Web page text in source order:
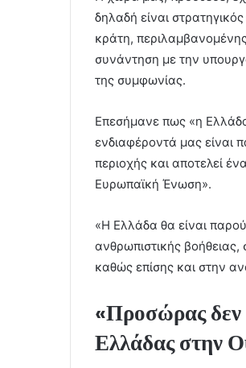
δηλαδή είναι
κράτη,
συνάντηση με την
της συμφωνίας.
Επεσήμανε πως «η
ενδιαφέροντά μας είναι
περιοχής και αποτελεί
Ευρωπαϊκή Ένωση».
«Η Ελλάδα θα είναι
ανθρωπιστικής
καθώς επίσης και στην
«Προσώρας δεν
Ελλάδας στην